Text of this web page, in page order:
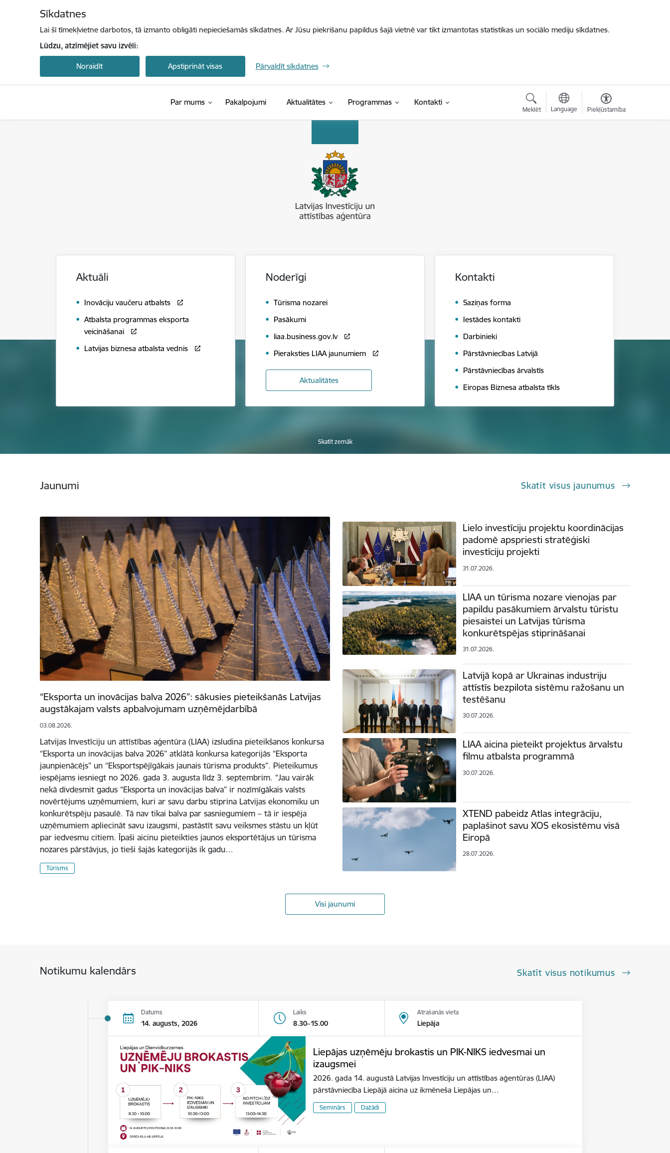
Sīkdatnes
Lai šī tīmekļvietne darbotos, tā izmanto obligāti nepieciešamās sīkdatnes. Ar Jūsu piekrišanu papildus šajā vietnē var tikt izmantotas statistikas un sociālo mediju sīkdatnes.
Lūdzu, atzīmējiet savu izvēli:
Noraidīt Apstiprināt visas Pārvaldīt sīkdatnes
Par mums Pakalpojumi Aktualitātes Programmas Kontakti
Meklēt Language Piekļūstamība
Aktuāli
Inovāciju vaučeru atbalsts
Atbalsta programmas eksporta
veicināšanai
Latvijas biznesa atbalsta vednis
Noderīgi
Tūrisma nozarei
Pasākumi
liaa.business.gov.lv
Pieraksties LIAA jaunumiem
Aktualitātes
Kontakti
Saziņas forma
Iestādes kontakti
Darbinieki
Pārstāvniecības Latvijā
Pārstāvniecības ārvalstīs
Eiropas Biznesa atbalsta tīkls
Skatīt zemāk
Jaunumi Skatīt visus jaunumus
“Eksporta un inovācijas balva 2026”: sākusies pieteikšanās Latvijas
augstākajam valsts apbalvojumam uzņēmējdarbībā
03.08.2026.
Latvijas Investīciju un attīstības aģentūra (LIAA) izsludina pieteikšanos konkursa
“Eksporta un inovācijas balva 2026” atklātā konkursa kategorijās “Eksporta
jaunpienācējs” un “Eksportspējīgākais jaunais tūrisma produkts”. Pieteikumus
iespējams iesniegt no 2026. gada 3. augusta līdz 3. septembrim. “Jau vairāk
nekā divdesmit gadus “Eksporta un inovācijas balva” ir nozīmīgākais valsts
novērtējums uzņēmumiem, kuri ar savu darbu stiprina Latvijas ekonomiku un
konkurētspēju pasaulē. Tā nav tikai balva par sasniegumiem – tā ir iespēja
uzņēmumiem apliecināt savu izaugsmi, pastāstīt savu veiksmes stāstu un kļūt
par iedvesmu citiem. Īpaši aicinu pieteikties jaunos eksportētājus un tūrisma
nozares pārstāvjus, jo tieši šajās kategorijās ik gadu…
Tūrisms
Lielo investīciju projektu koordinācijas
padomē apspriesti stratēģiski
investīciju projekti
31.07.2026.
LIAA un tūrisma nozare vienojas par
papildu pasākumiem ārvalstu tūristu
piesaistei un Latvijas tūrisma
konkurētspējas stiprināšanai
31.07.2026.
Latvijā kopā ar Ukrainas industriju
attīstīs bezpilota sistēmu ražošanu un
testēšanu
30.07.2026.
LIAA aicina pieteikt projektus ārvalstu
filmu atbalsta programmā
30.07.2026.
XTEND pabeidz Atlas integrāciju,
paplašinot savu XOS ekosistēmu visā
Eiropā
28.07.2026.
Visi jaunumi
Notikumu kalendārs Skatīt visus notikumus
Datums
14. augusts, 2026
Laiks
8.30–15.00
Atrašanās vieta
Liepāja
Liepājas uzņēmēju brokastis un PIK-NIKS iedvesmai un
izaugsmei
2026. gada 14. augustā Latvijas Investīciju un attīstības aģentūras (LIAA)
pārstāvniecība Liepājā aicina uz ikmēneša Liepājas un…
Seminārs Dažādi